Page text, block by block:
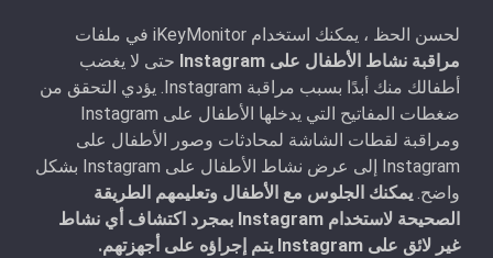
لحسن الحظ ، يمكنك استخدام iKeyMonitor في ملفات
مراقبة نشاط الأطفال على Instagram
حتى لا يغضب
أطفالك منك أبدًا بسبب مراقبة Instagram. يؤدي التحقق من
ضغطات المفاتيح التي يدخلها الأطفال على Instagram
ومراقبة لقطات الشاشة لمحادثات وصور الأطفال على
Instagram إلى عرض نشاط الأطفال على Instagram بشكل
واضح. يمكنك الجلوس مع الأطفال وتعليمهم الطريقة
الصحيحة لاستخدام Instagram بمجرد اكتشاف أي نشاط
غير لائق على Instagram يتم إجراؤه على أجهزتهم.